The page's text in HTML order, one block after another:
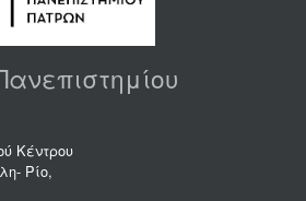
Κέντρου
Ρίο,